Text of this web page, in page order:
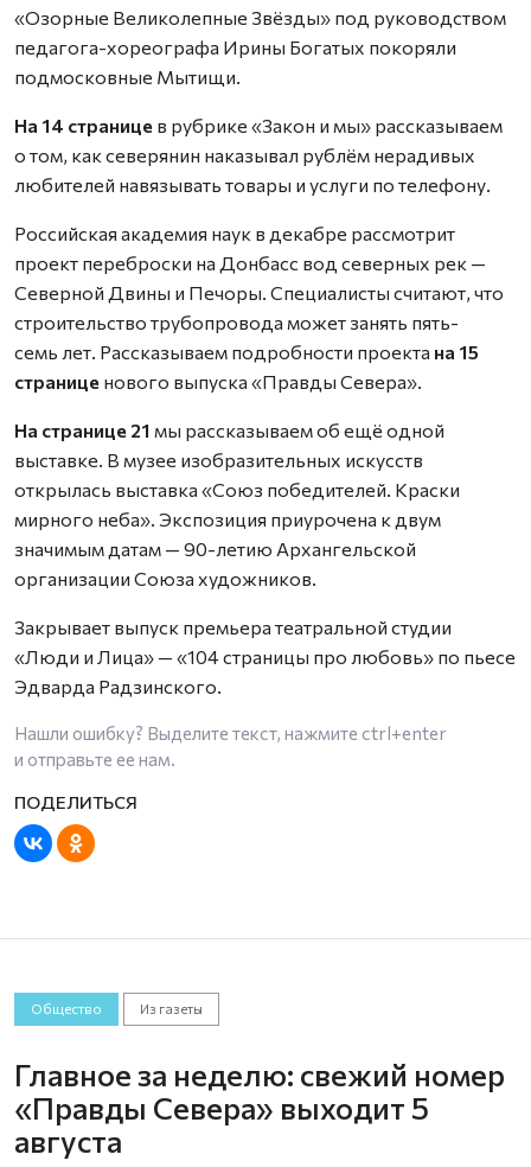
«Озорные Великолепные Звёзды» под руководством
педагога-хореографа Ирины Богатых покоряли
подмосковные Мытищи.
На 14 странице в рубрике «Закон и мы» рассказываем
о том, как северянин наказывал рублём нерадивых
любителей навязывать товары и услуги по телефону.
Российская академия наук в декабре рассмотрит
проект переброски на Донбасс вод северных рек —
Северной Двины и Печоры. Специалисты считают, что
строительство трубопровода может занять пять-
семь лет. Рассказываем подробности проекта на 15
странице нового выпуска «Правды Севера».
На странице 21 мы рассказываем об ещё одной
выставке. В музее изобразительных искусств
открылась выставка «Союз победителей. Краски
мирного неба». Экспозиция приурочена к двум
значимым датам — 90-летию Архангельской
организации Союза художников.
Закрывает выпуск премьера театральной студии
«Люди и Лица» — «104 страницы про любовь» по пьесе
Эдварда Радзинского.
Нашли ошибку? Выделите текст, нажмите ctrl+enter
и отправьте ее нам.
Общество Из газеты
Главное за неделю: свежий номер
«Правды Севера» выходит 5
августа